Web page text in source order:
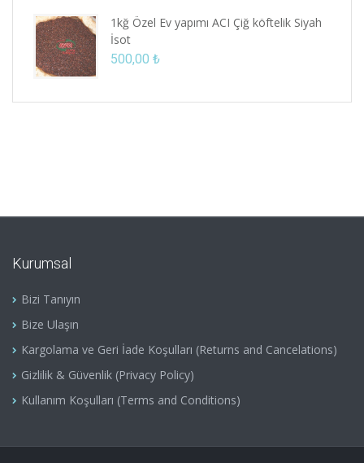
1kğ Özel Ev yapımı ACI Çiğ köftelik Siyah
İsot
500,00 ₺
Kurumsal
Bizi Tanıyın
Bize Ulaşın
Kargolama ve Geri İade Koşulları (Returns and Cancelations)
Gizlilik & Güvenlik (Privacy Policy)
Kullanım Koşulları (Terms and Conditions)